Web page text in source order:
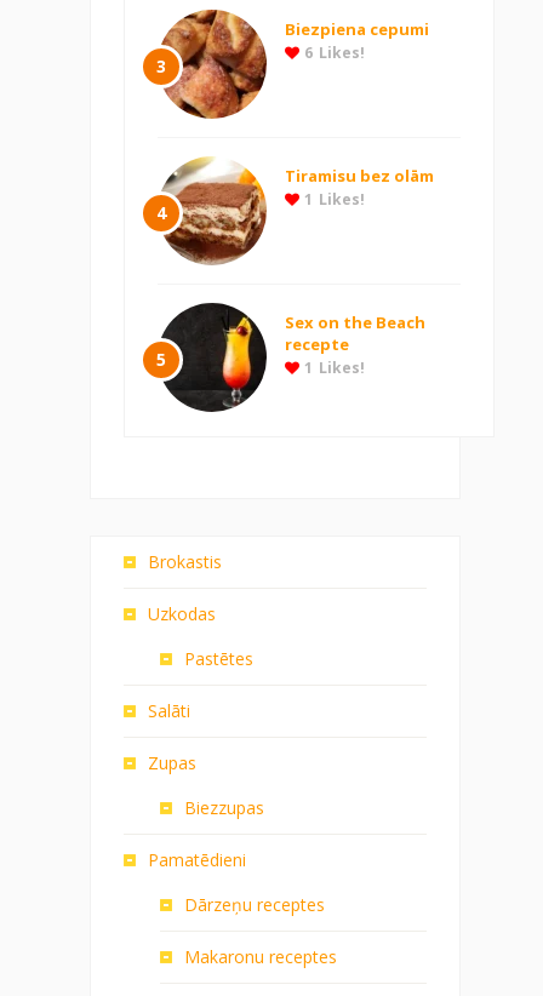
3
Biezpiena cepumi
6 Likes!
4
Tiramisu bez olām
1 Likes!
5
Sex on the Beach
recepte
1 Likes!
Brokastis
Uzkodas
Pastētes
Salāti
Zupas
Biezzupas
Pamatēdieni
Dārzeņu receptes
Makaronu receptes